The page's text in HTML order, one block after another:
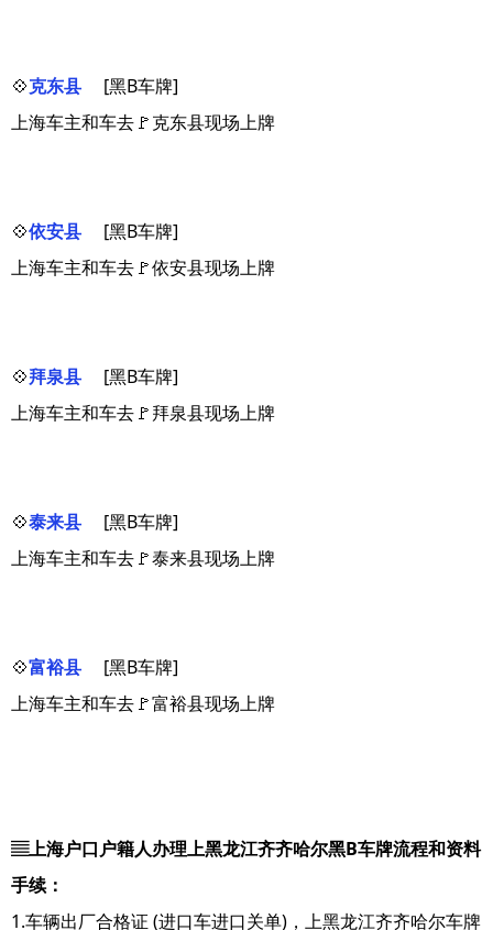
💠克东县
[黑B车牌]
上海车主和车去🚩克东县现场上牌
💠依安县
[黑B车牌]
上海车主和车去🚩依安县现场上牌
💠拜泉县
[黑B车牌]
上海车主和车去🚩拜泉县现场上牌
💠泰来县
[黑B车牌]
上海车主和车去🚩泰来县现场上牌
💠富裕县
[黑B车牌]
上海车主和车去🚩富裕县现场上牌
▤上海户口户籍人办理上黑龙江齐齐哈尔黑B车牌流程和资料
手续：
1.车辆出厂合格证 (进口车进口关单)，上黑龙江齐齐哈尔车牌